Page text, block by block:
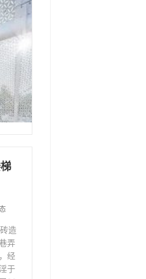
造
弄
经
于